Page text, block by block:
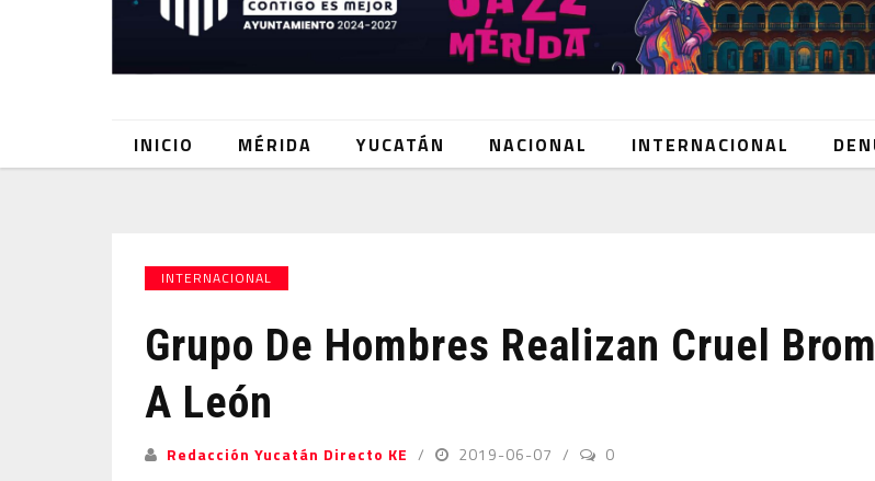
INICIO MÉRIDA YUCATÁN NACIONAL INTERNACIONAL
INTERNACIONAL
Grupo De Hombres Realizan Cruel
A León
Redacción Yucatán Directo KE 2019-06-07 0